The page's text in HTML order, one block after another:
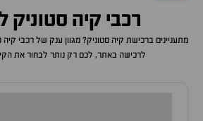
רכבי קיה סטוניק
מתעניינים ברכישת קיה סטוניק? מגוון ענק של רכבי קיה
לרכישה באתר, לכם רק נותר לבחור את ה